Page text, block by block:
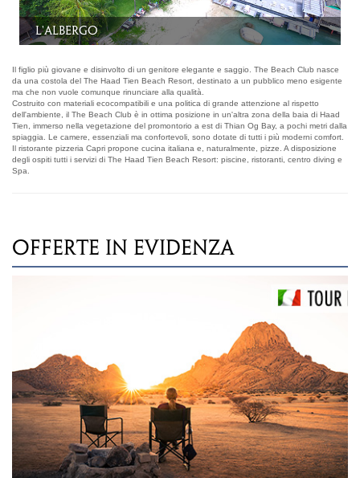
Il beach bar
Il figlio più giovane e disinvolto di un genitore elegante e saggio. The Beach Club nasce
da una costola del The Haad Tien Beach Resort, destinato a un pubblico meno esigente
ma che non vuole comunque rinunciare alla qualità.
Costruito con materiali ecocompatibili e una politica di grande attenzione al rispetto
dell'ambiente, il The Beach Club è in ottima posizione in un'altra zona della baia di Haad
Tien, immerso nella vegetazione del promontorio a est di Thian Og Bay, a pochi metri dalla
spiaggia. Le camere, essenziali ma confortevoli, sono dotate di tutti i più moderni comfort.
Il ristorante pizzeria Capri propone cucina italiana e, naturalmente, pizze. A disposizione
degli ospiti tutti i servizi di The Haad Tien Beach Resort: piscine, ristoranti, centro diving e
Spa.
OFFERTE IN EVIDENZA